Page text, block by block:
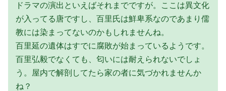
ドラマの演出といえばそれまでですが。ここは異文化
が入ってる唐ですし、百里氏は鮮卑系なのであまり儒
教には染まってないのかもしれませんね。
百里延の遺体はすでに腐敗が始まっているようです。
百里弘毅でなくても、匂いには耐えられないでしょ
う。屋内で解剖してたら家の者に気づかれませんか
ね？